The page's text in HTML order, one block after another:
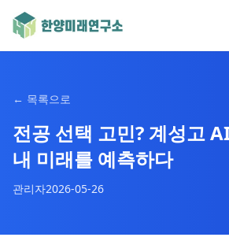
← 목록으로
전공 선택 고민? 계성고
내 미래를 예측하다
관리자2026-05-26